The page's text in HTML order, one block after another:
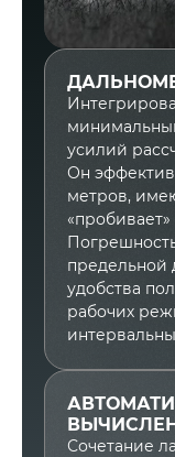
усилий
Он
метров,
предельной
удобства
рабочих
Сочетание